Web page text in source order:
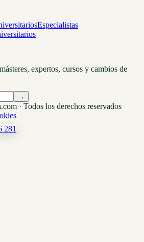
Especialistas
expertos, cursos y cambios de
→
· Todos los derechos reservados
281